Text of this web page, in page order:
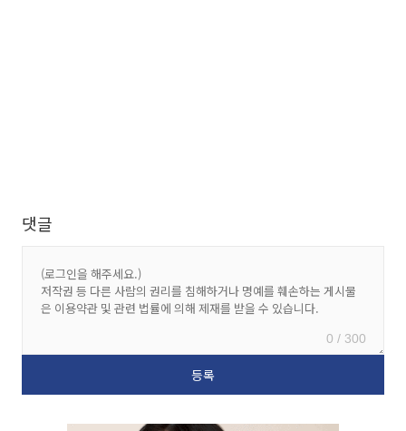
댓글
0 / 300